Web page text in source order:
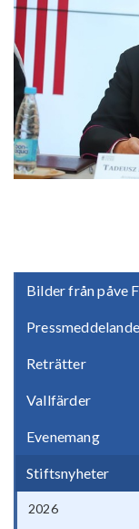
Bilder från påve
Reträtter
Vallfärder
Evenemang
Stiftsnyheter
2026